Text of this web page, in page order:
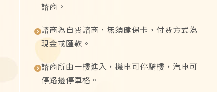
諮商。
諮商為自費諮商，無須健保卡，付費方式為
現金或匯款。
諮商所由一樓進入，機車可停騎樓，汽車可
停路邊停車格。